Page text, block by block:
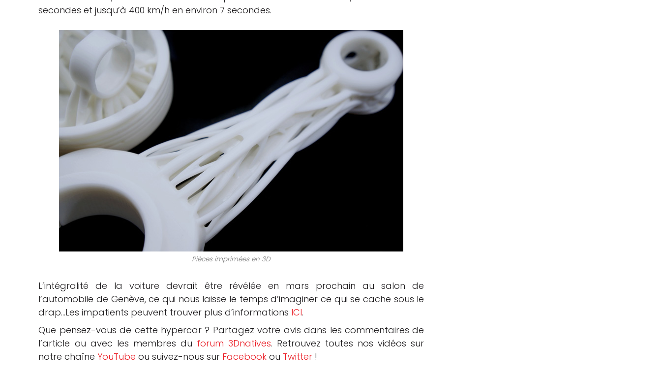
secondes et jusqu’à 400 km/h en environ 7 secondes.
Pièces imprimées en 3D
L’intégralité de la voiture devrait être révélée en mars prochain au salon de
l’automobile de Genève, ce qui nous laisse le temps d’imaginer ce qui se cache sous le
drap…Les impatients peuvent trouver plus d’informations ICI.
Que pensez-vous de cette hypercar ? Partagez votre avis dans les commentaires de
l’article ou avec les membres du forum 3Dnatives. Retrouvez toutes nos vidéos sur
notre chaîne YouTube ou suivez-nous sur Facebook ou Twitter !